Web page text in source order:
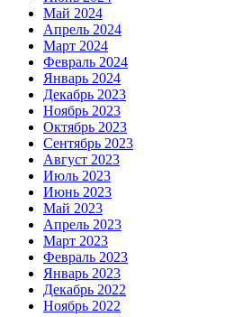
Май 2024
Апрель 2024
Март 2024
Февраль 2024
Январь 2024
Декабрь 2023
Ноябрь 2023
Октябрь 2023
Сентябрь 2023
Август 2023
Июль 2023
Июнь 2023
Май 2023
Апрель 2023
Март 2023
Февраль 2023
Январь 2023
Декабрь 2022
Ноябрь 2022